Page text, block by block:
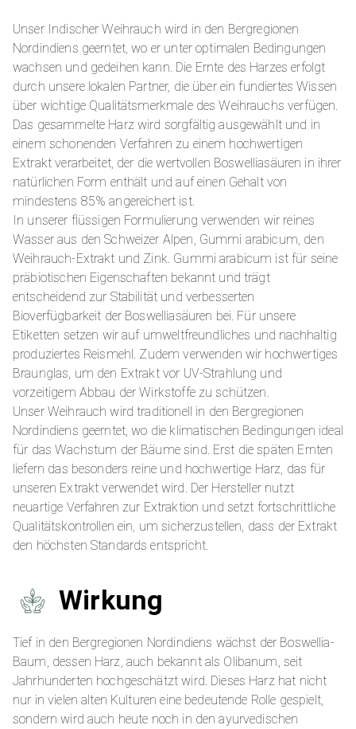
Unser Indischer Weihrauch wird in den Bergregionen
Nordindiens geerntet, wo er unter optimalen Bedingungen
wachsen und gedeihen kann. Die Ernte des Harzes erfolgt
durch unsere lokalen Partner, die über ein fundiertes Wissen
über wichtige Qualitätsmerkmale des Weihrauchs verfügen.
Das gesammelte Harz wird sorgfältig ausgewählt und in
einem schonenden Verfahren zu einem hochwertigen
Extrakt verarbeitet, der die wertvollen Boswelliasäuren in ihrer
natürlichen Form enthält und auf einen Gehalt von
mindestens 85% angereichert ist.
In unserer flüssigen Formulierung verwenden wir reines
Wasser aus den Schweizer Alpen, Gummi arabicum, den
Weihrauch-Extrakt und Zink. Gummi arabicum ist für seine
präbiotischen Eigenschaften bekannt und trägt
entscheidend zur Stabilität und verbesserten
Bioverfügbarkeit der Boswelliasäuren bei. Für unsere
Etiketten setzen wir auf umweltfreundliches und nachhaltig
produziertes Reismehl. Zudem verwenden wir hochwertiges
Braunglas, um den Extrakt vor UV-Strahlung und
vorzeitigem Abbau der Wirkstoffe zu schützen.
Unser Weihrauch wird traditionell in den Bergregionen
Nordindiens geerntet, wo die klimatischen Bedingungen ideal
für das Wachstum der Bäume sind. Erst die späten Ernten
liefern das besonders reine und hochwertige Harz, das für
unseren Extrakt verwendet wird. Der Hersteller nutzt
neuartige Verfahren zur Extraktion und setzt fortschrittliche
Qualitätskontrollen ein, um sicherzustellen, dass der Extrakt
den höchsten Standards entspricht.
Wirkung
Tief in den Bergregionen Nordindiens wächst der Boswellia-
Baum, dessen Harz, auch bekannt als Olibanum, seit
Jahrhunderten hochgeschätzt wird. Dieses Harz hat nicht
nur in vielen alten Kulturen eine bedeutende Rolle gespielt,
sondern wird auch heute noch in den ayurvedischen